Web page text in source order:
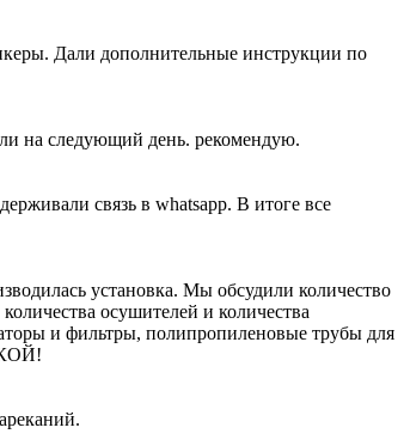
Дали дополнительные инструкции по
на следующий день. рекомендую.
связь в whatsapp. В итоге все
установка. Мы обсудили количество
осушителей и количества
и фильтры, полипропиленовые трубы для